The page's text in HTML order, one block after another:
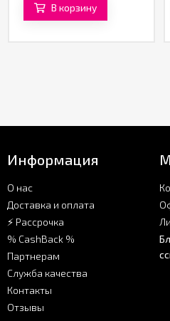
В корзину
Информация
О нас
Доставка и оплата
⚡ Рассрочка
% CashBack %
Партнерам
Служба качества
Контакты
Отзывы